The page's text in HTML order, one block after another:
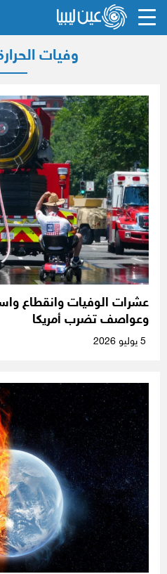
وفيات
عشرات الوفيات وانقطاع
وعواصف تضرب أمريكا